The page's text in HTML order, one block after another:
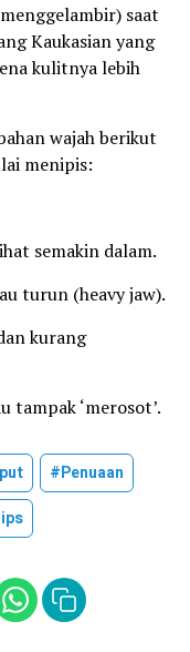
saat
Kaukasian yang
kulitnya lebih
wajah berikut
menipis:
semakin dalam.
turun (heavy jaw).
kurang
tampak ‘merosot’.
#Penuaan